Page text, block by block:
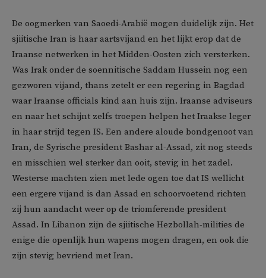
De oogmerken van Saoedi-Arabië mogen duidelijk zijn. Het
sjiitische Iran is haar aartsvijand en het lijkt erop dat de
Iraanse netwerken in het Midden-Oosten zich versterken.
Was Irak onder de soennitische Saddam Hussein nog een
gezworen vijand, thans zetelt er een regering in Bagdad
waar Iraanse officials kind aan huis zijn. Iraanse adviseurs
en naar het schijnt zelfs troepen helpen het Iraakse leger
in haar strijd tegen IS. Een andere aloude bondgenoot van
Iran, de Syrische president Bashar al-Assad, zit nog steeds
en misschien wel sterker dan ooit, stevig in het zadel.
Westerse machten zien met lede ogen toe dat IS wellicht
een ergere vijand is dan Assad en schoorvoetend richten
zij hun aandacht weer op de triomferende president
Assad. In Libanon zijn de sjiitische Hezbollah-milities de
enige die openlijk hun wapens mogen dragen, en ook die
zijn stevig bevriend met Iran.